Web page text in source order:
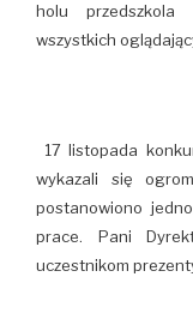
holu przedszkola
wszystkich
17 listopada
wykazali się
postanowiono
prace. Pani
uczestnikom